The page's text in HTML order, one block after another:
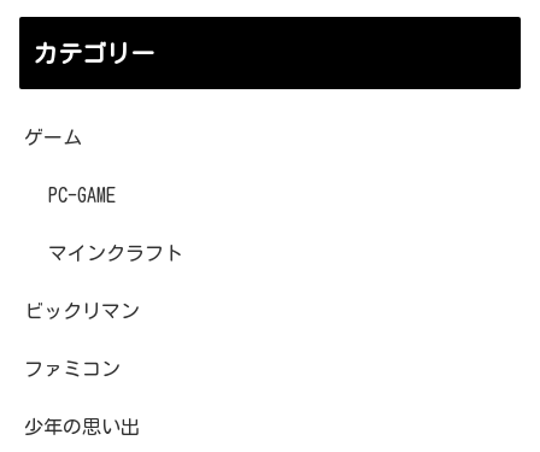
カテゴリー
ゲーム
PC-GAME
マインクラフト
ビックリマン
ファミコン
少年の思い出